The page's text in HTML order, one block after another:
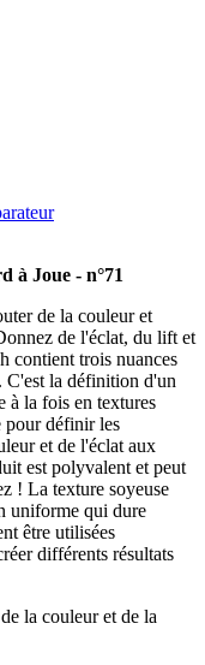
à Joue - n°71
de la couleur et
de l'éclat, du lift et
contient trois nuances
C'est la définition d'un
à la fois en textures
pour définir les
et de l'éclat aux
est polyvalent et peut
! La texture soyeuse
uniforme qui dure
être utilisées
différents résultats
la couleur et de la